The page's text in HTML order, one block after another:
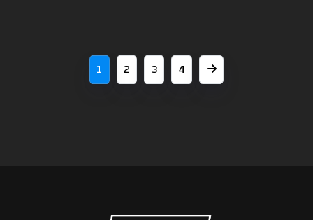
1 2 3 4